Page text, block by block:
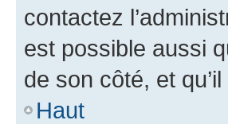
contactez
est possible aussi
de son côté, et
Haut